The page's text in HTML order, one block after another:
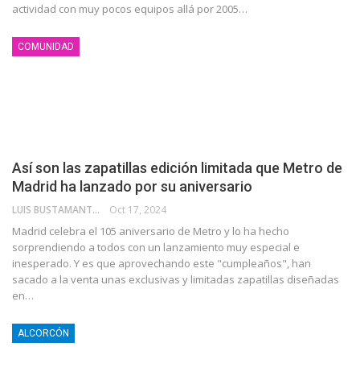
actividad con muy pocos equipos allá por 2005…
COMUNIDAD
Así son las zapatillas edición limitada que Metro de
Madrid ha lanzado por su aniversario
LUIS BUSTAMANTE VELARDE Oct 17, 2024
Madrid celebra el 105 aniversario de Metro y lo ha hecho
sorprendiendo a todos con un lanzamiento muy especial e
inesperado. Y es que aprovechando este "cumpleaños", han
sacado a la venta unas exclusivas y limitadas zapatillas diseñadas
en…
ALCORCÓN